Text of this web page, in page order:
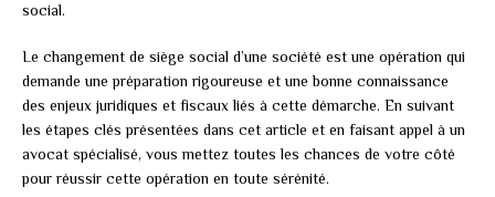
social.
Le changement de siège social d’une société est une opération qui
demande une préparation rigoureuse et une bonne connaissance
des enjeux juridiques et fiscaux liés à cette démarche. En suivant
les étapes clés présentées dans cet article et en faisant appel à un
avocat spécialisé, vous mettez toutes les chances de votre côté
pour réussir cette opération en toute sérénité.